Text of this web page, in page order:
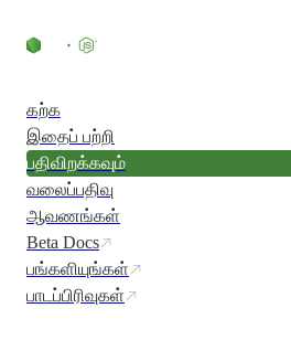
கற்க
இதைப் பற்றி
பதிவிறக்கவும்
வலைப்பதிவு
ஆவணங்கள்
Beta Docs
பங்களியுங்கள்
பாடப்பிரிவுகள்